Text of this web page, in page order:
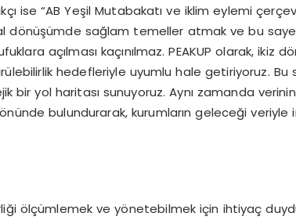
ise “AB Yeşil Mutabakatı ve iklim eylemi
dönüşümde sağlam temeller atmak ve bu
açılması kaçınılmaz. PEAKUP olarak, ikiz
hedefleriyle uyumlu hale getiriyoruz. Bu
bir yol haritası sunuyoruz. Aynı zamanda
bulundurarak, kurumların geleceği veriyle
ölçümlemek ve yönetebilmek için ihtiyaç